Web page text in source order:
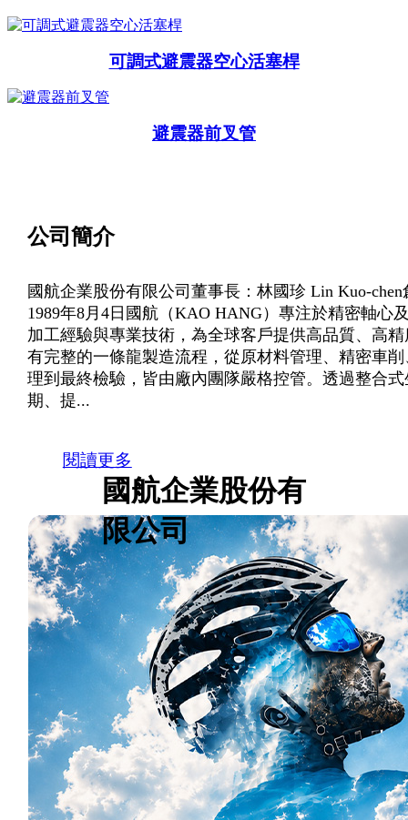
國航企業股份有
限公司
可調式避震器空心活塞桿
避震器前叉管
公司簡介
國航企業股份有限公司董事長：林國珍 Lin Kuo-
1989年8月4日國航（KAO HANG）專注於精密軸心
加工經驗與專業技術，為全球客戶提供高品質、高
有完整的一條龍製造流程，從原材料管理、精密車
理到最終檢驗，皆由廠內團隊嚴格控管。透過整合
期、提...
閱讀更多